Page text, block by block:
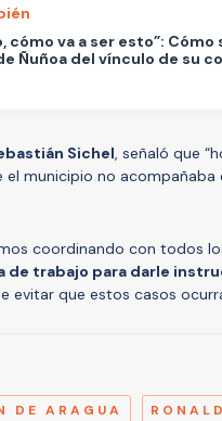
cómo va a ser esto”:
Ñuñoa del vínculo de su
Sichel, señaló que
el municipio no acompañaba
coordinando con todos
de trabajo para darle
evitar que estos casos
DE ARAGUA